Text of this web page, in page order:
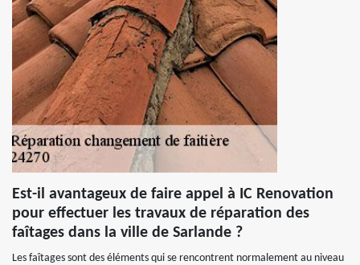
Est-il avantageux de faire appel à IC Renovation
pour effectuer les travaux de réparation des
faîtages dans la ville de Sarlande ?
Les faîtages sont des éléments qui se rencontrent normalement au niveau